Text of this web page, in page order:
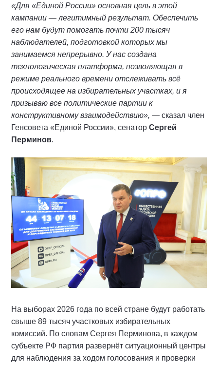
«Для «Единой России» основная цель в этой
кампании — легитимный результат. Обеспечить
его нам будут помогать почти 200 тысяч
наблюдателей, подготовкой которых мы
занимаемся непрерывно. У нас создана
технологическая платформа, позволяющая в
режиме реального времени отслеживать всё
происходящее на избирательных участках, и я
призываю все политические партии к
конструктивному взаимодействию», — сказал член
Генсовета «Единой России», сенатор Сергей
Перминов.
На выборах 2026 года по всей стране будут работать
свыше 89 тысяч участковых избирательных
комиссий. По словам Сергея Перминова, в каждом
субъекте РФ партия развернёт ситуационный центры
для наблюдения за ходом голосования и проверки